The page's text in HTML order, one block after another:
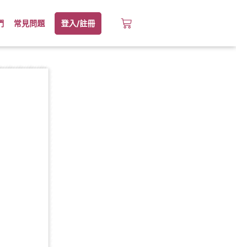
常見問題 登入/註冊